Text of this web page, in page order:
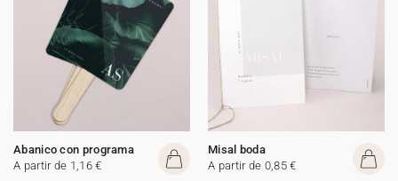
Abanico con programa
A partir de 1,16 €
Misal boda
A partir de 0,85 €